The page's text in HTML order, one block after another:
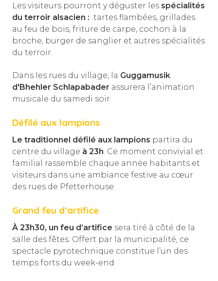
Les visiteurs pourront y déguster les spécialités
du terroir alsacien : tartes flambées, grillades
au feu de bois, friture de carpe, cochon à la
broche, burger de sanglier et autres spécialités
du terroir.
Dans les rues du village, la Guggamusik
d'Bhehler Schlapabader assurera l’animation
musicale du samedi soir.
Défilé aux lampions
Le traditionnel défilé aux lampions partira du
centre du village à 23h. Ce moment convivial et
familial rassemble chaque année habitants et
visiteurs dans une ambiance festive au cœur
des rues de Pfetterhouse.
Grand feu d’artifice
À 23h30, un feu d’artifice sera tiré à côté de la
salle des fêtes. Offert par la municipalité, ce
spectacle pyrotechnique constitue l’un des
temps forts du week-end